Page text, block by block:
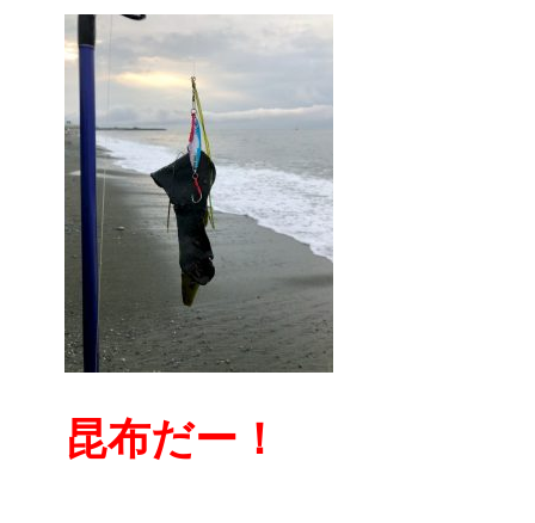
昆布だー！